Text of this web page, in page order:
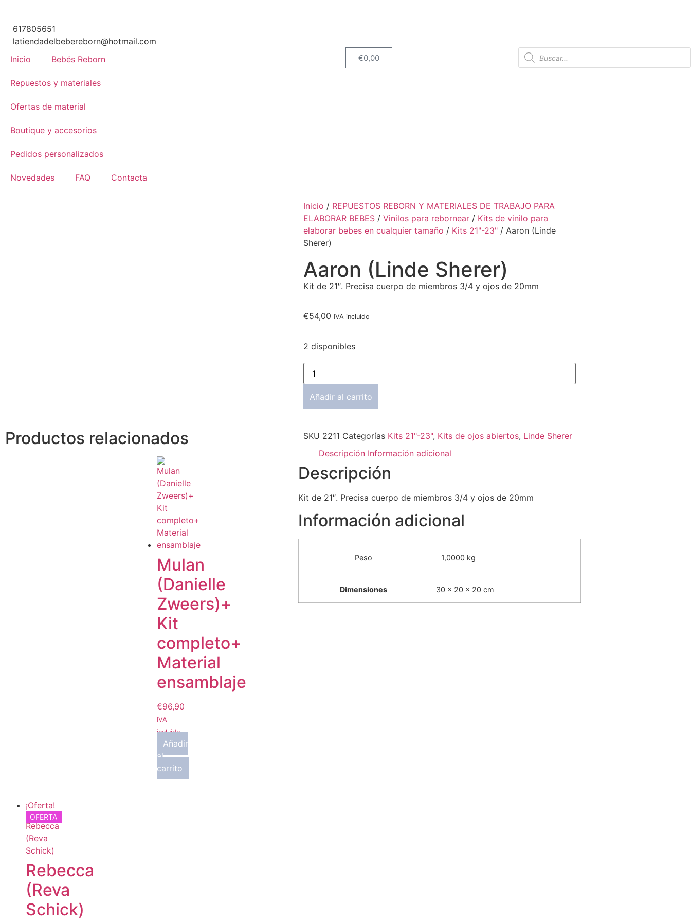
617805651
latiendadelbebereborn@hotmail.com
Inicio
Bebés Reborn
Repuestos y materiales
Ofertas de material
Boutique y accesorios
Pedidos personalizados
Novedades FAQ Contacta
€0,00
Inicio / REPUESTOS REBORN Y MATERIALES DE TRABAJO PARA
ELABORAR BEBES / Vinilos para rebornear / Kits de vinilo para
elaborar bebes en cualquier tamaño / Kits 21"-23" / Aaron (Linde
Sherer)
Aaron (Linde Sherer)
Kit de 21″. Precisa cuerpo de miembros 3/4 y ojos de 20mm
€54,00 IVA incluido
2 disponibles
Añadir al carrito
Productos relacionados
Mulan
(Danielle
Zweers)+
Kit
completo+
Material
ensamblaje
€96,90
IVA
incluido
Añadir
al
carrito
¡Oferta!
OFERTA
Rebecca
(Reva
Schick)
SKU 2211 Categorías Kits 21"-23", Kits de ojos abiertos, Linde Sherer
Descripción Información adicional
Descripción
Kit de 21″. Precisa cuerpo de miembros 3/4 y ojos de 20mm
Información adicional
Peso 1,0000 kg
Dimensiones 30 × 20 × 20 cm